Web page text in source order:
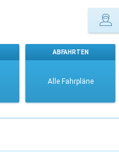
ABFAHRTEN
Alle Fahrpläne